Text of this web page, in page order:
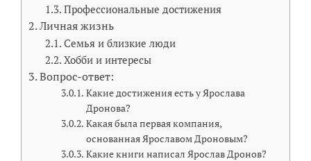
Профессиональные достижения
Личная жизнь
Семья и близкие люди
Хобби и интересы
Вопрос-ответ:
Какие достижения есть у Ярослава
Дронова?
Какая была первая компания,
основанная Ярославом Дроновым?
Какие книги написал Ярослав Дронов?